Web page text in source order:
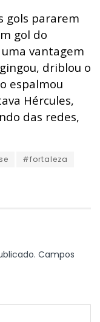
gols pararem
gol do
vantagem
driblou o
espalmou
Hércules,
das redes,
#fortaleza
Campos